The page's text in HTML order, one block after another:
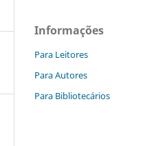
Informações
Para Leitores
Para Autores
Para Bibliotecários